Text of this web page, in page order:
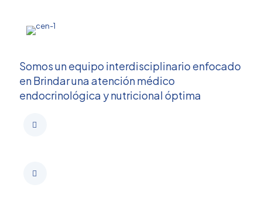
Somos un equipo interdisciplinario enfocado
en Brindar una atención médico
endocrinológica y nutricional óptima